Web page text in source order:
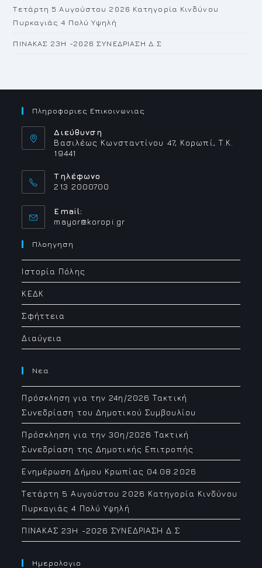
Τετάρτη 5 Αυγούστου 2026 Κατηγορία Κινδύνου
Πυρκαγιάς 4 Πολύ Υψηλή
ΠΙΝΑΚΑΣ 23H -2026 ΣΥΝΕΔΡΙΑΣΗ Δ.Σ
Πληροφοριες Επικοινωνιας
Διεύθυνση
Βασιλέως Κωνσταντίνου 47, Κορωπί, Τ.Κ.
19441
Τηλέφωνο
213 2000700
Email:
mayor@koropi.grOpens
Πλοηγηση
Ιστορία Πόλης
ΚΕΔΚ
Σφήττεια
Διαύγεια
Νεα
Πρόσκληση για την 24η/2026 Τακτική
Συνεδρίαση του Δημοτικού Συμβουλίου
Πρόσκληση για την 30η/2026 Τακτική
Συνεδρίαση της Δημοτικής Επιτροπής
Ενημέρωση Δήμου Κρωπίας 04.08.2026
Τετάρτη 5 Αυγούστου 2026 Κατηγορία Κινδύνου
Πυρκαγιάς 4 Πολύ Υψηλή
ΠΙΝΑΚΑΣ 23H -2026 ΣΥΝΕΔΡΙΑΣΗ Δ.Σ
Ημερολογιο